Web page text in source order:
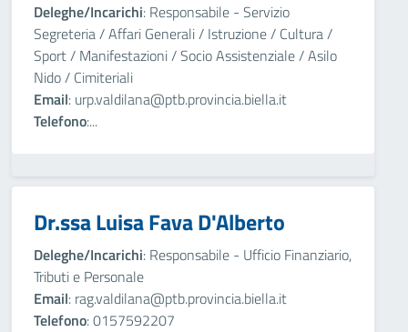
Deleghe/Incarichi: Responsabile - Servizio
Segreteria / Affari Generali / Istruzione / Cultura /
Sport / Manifestazioni / Socio Assistenziale / Asilo
Nido / Cimiteriali
Email: urp.valdilana@ptb.provincia.biella.it
Telefono:...
Dr.ssa Luisa Fava D'Alberto
Deleghe/Incarichi: Responsabile - Ufficio Finanziario,
Tributi e Personale
Email: rag.valdilana@ptb.provincia.biella.it
Telefono: 0157592207